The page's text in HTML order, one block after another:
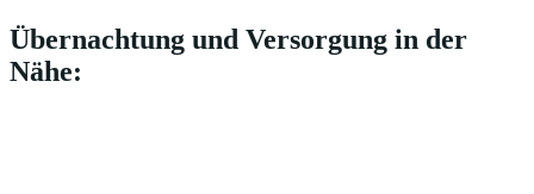
Übernachtung und Versorgung in der
Nähe: